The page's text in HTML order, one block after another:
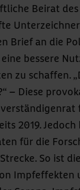
Beirat
Brief an die
bessere
zu schaffen.
– Diese
2019.
für die
So ist die
Impfeffekten